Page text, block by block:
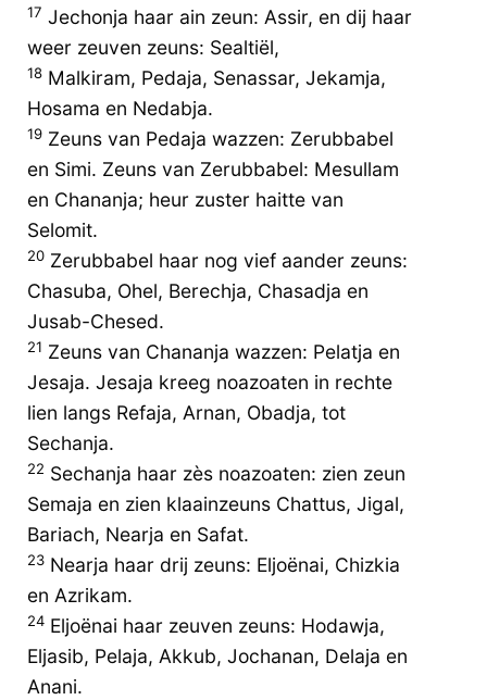
17 Jechonja haar ain zeun: Assir, en dij haar
weer zeuven zeuns: Sealtiël,
18 Malkiram, Pedaja, Senassar, Jekamja,
Hosama en Nedabja.
19 Zeuns van Pedaja wazzen: Zerubbabel
en Simi. Zeuns van Zerubbabel: Mesullam
en Chananja; heur zuster haitte van
Selomit.
20 Zerubbabel haar nog vief aander zeuns:
Chasuba, Ohel, Berechja, Chasadja en
Jusab-Chesed.
21 Zeuns van Chananja wazzen: Pelatja en
Jesaja. Jesaja kreeg noazoaten in rechte
lien langs Refaja, Arnan, Obadja, tot
Sechanja.
22 Sechanja haar zès noazoaten: zien zeun
Semaja en zien klaainzeuns Chattus, Jigal,
Bariach, Nearja en Safat.
23 Nearja haar drij zeuns: Eljoënai, Chizkia
en Azrikam.
24 Eljoënai haar zeuven zeuns: Hodawja,
Eljasib, Pelaja, Akkub, Jochanan, Delaja en
Anani.